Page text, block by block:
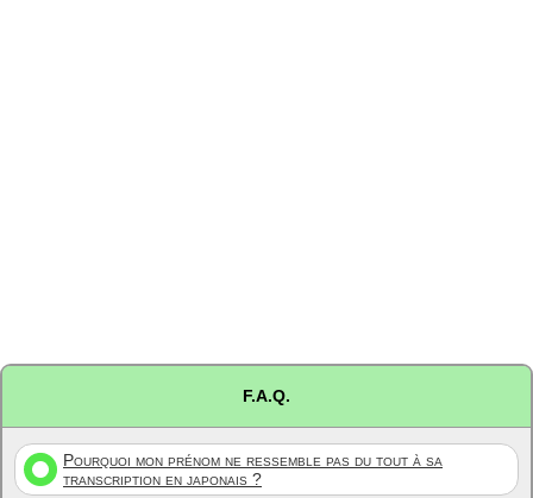
F.A.Q.
Pourquoi mon prénom ne ressemble pas du tout à sa
transcription en japonais ?